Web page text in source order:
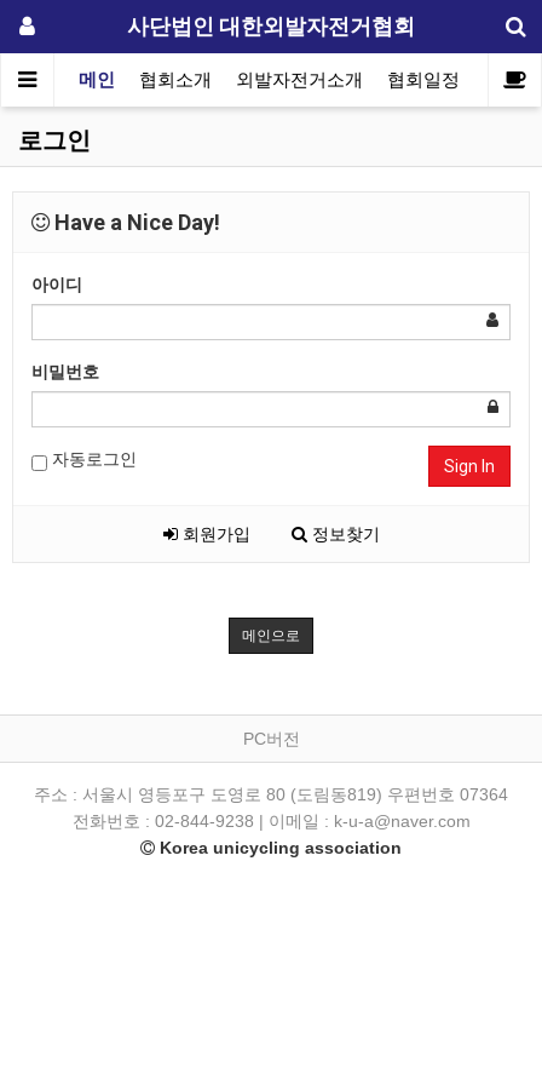
사단법인 대한외발자전거협회
메인 협회소개 외발자전거소개 협회일정 자료실
로그인
Have a Nice Day!
아이디
비밀번호
자동로그인 Sign In
회원가입 정보찾기
메인으로
PC버전
주소 : 서울시 영등포구 도영로 80 (도림동819) 우편번호 07364
전화번호 : 02-844-9238 | 이메일 : k-u-a@naver.com
Korea unicycling association